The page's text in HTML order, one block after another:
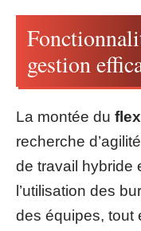
gestion
La montée du
recherche
de travail hybride
l’utilisation des
des équipes, tout